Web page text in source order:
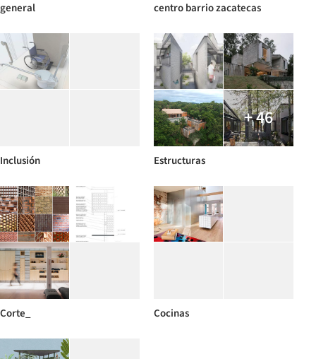
general centro barrio zacatecas
Inclusión
+ 46
Estructuras
Corte_ Cocinas